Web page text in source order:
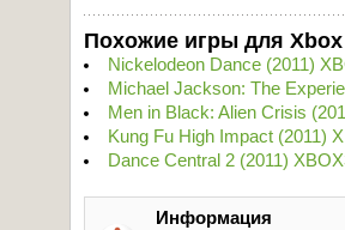
Похожие игры для Xbox
Nickelodeon Dance (2011)
Michael Jackson: The
Men in Black: Alien Crisis
Kung Fu High Impact (2011)
Dance Central 2 (2011)
Информация